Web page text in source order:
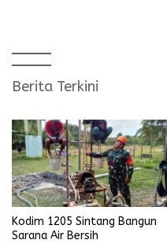
Berita Terkini
Kodim 1205 Sintang Bangun
Sarana Air Bersih